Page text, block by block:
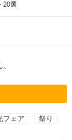
20選
フェア 祭り